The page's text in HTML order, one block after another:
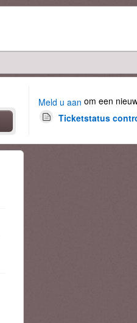
Meld u aan om een
Ticketstatus